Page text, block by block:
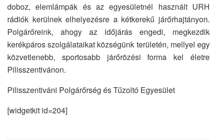
doboz, elemlámpák és az egyesületnél használt URH
rádiók kerülnek elhelyezésre a kétkerekű járőrhajtányon.
Polgárőreink, ahogy az időjárás engedi, megkezdik
kerékpáros szolgálataikat községünk területén, mellyel egy
közvetlenebb, sportosabb járőrözési forma kel életre
Pilisszentivánon.
Pilisszentiváni Polgárőrség és Tűzoltó Egyesület
[widgetkit id=204]